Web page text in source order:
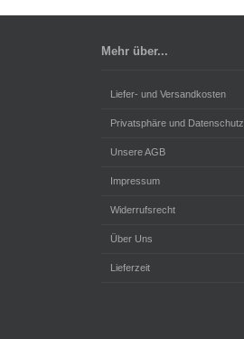
Mehr über...
Liefer- und Versandkosten
Privatsphäre und Datenschutz
Unsere AGB
Impressum
Widerrufsrecht
Über Uns
Lieferzeit